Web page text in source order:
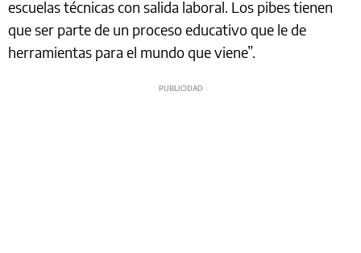
escuelas técnicas con salida laboral. Los pibes tienen
que ser parte de un proceso educativo que le de
herramientas para el mundo que viene”.